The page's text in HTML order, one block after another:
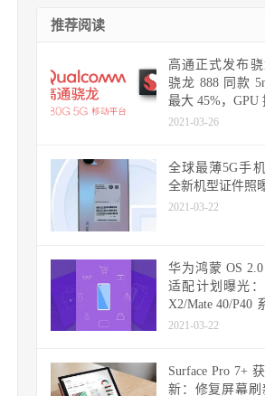
推荐阅读
高通正式发布骁
骁龙 888 同款
最大 45%，GPU
2021-03-26
全球最薄5G手
全新机型证件照
2021-03-22
华为鸿蒙 OS
适配计划曝光
X2/Mate 40/P40
天玑机型可能无缘
2021-03-22
Surface Pro 7+
新：修复屏幕刷